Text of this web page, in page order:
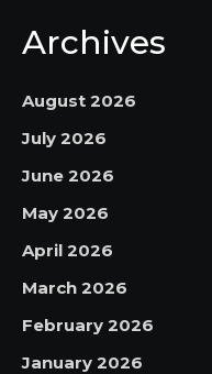
Archives
August 2026
July 2026
June 2026
May 2026
April 2026
March 2026
February 2026
January 2026